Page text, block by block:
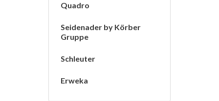
Quadro
Seidenader by Körber
Gruppe
Schleuter
Erweka